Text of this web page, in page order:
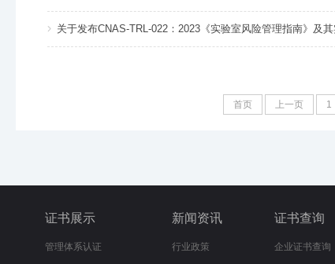
关于发布CNAS-TRL-022：2023《实验室风险管理指南》及
首页 上一页 1
证书展示
管理体系认证
新闻资讯
行业政策
证书查询
企业证书查询